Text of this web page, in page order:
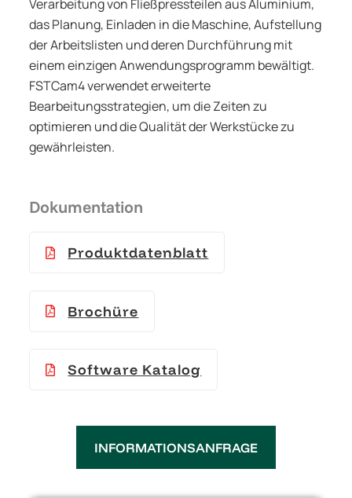
Verarbeitung von Fließpressteilen aus Aluminium,
das Planung, Einladen in die Maschine, Aufstellung
der Arbeitslisten und deren Durchführung mit
einem einzigen Anwendungsprogramm bewältigt.
FSTCam4 verwendet erweiterte
Bearbeitungsstrategien, um die Zeiten zu
optimieren und die Qualität der Werkstücke zu
gewährleisten.
Dokumentation
Produktdatenblatt
Brochüre
Software Katalog
INFORMATIONSANFRAGE